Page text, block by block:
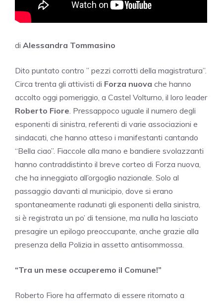
di Alessandra Tommasino
Dito puntato contro ” pezzi corrotti della magistratura”.
Circa trenta gli attivisti di Forza nuova che hanno
accolto oggi pomeriggio, a Castel Volturno, il loro leader
Roberto Fiore. Pressappoco uguale il numero degli
esponenti di sinistra, referenti di varie associazioni e
sindacati, che hanno atteso i manifestanti cantando
“Bella ciao”. Fiaccole alla mano e bandiere svolazzanti
hanno contraddistinto il breve corteo di Forza nuova,
che ha inneggiato all’orgoglio nazionale. Solo al
passaggio davanti al municipio, dove si erano
spontaneamente radunati gli esponenti della sinistra,
si è registrata un po’ di tensione, ma nulla ha lasciato
presagire un epilogo preoccupante, anche grazie alla
presenza della Polizia in assetto antisommossa.
“Tra un mese occuperemo il Comune!”
Roberto Fiore ha affermato di essere ritornato a